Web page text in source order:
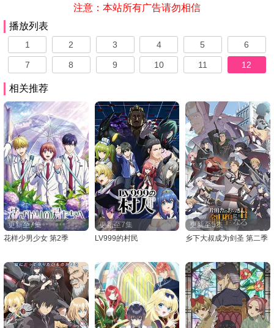
注意：本站所有广告请勿相信
播放列表
1 2 3 4 5 6
7 8 9 10 11 12
相关推荐
更新至7集
花样少男少女 第2季
更新至7集
LV999的村民
更新至5集
乡下大叔成为剑圣 第二季